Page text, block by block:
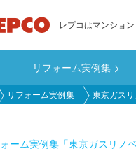
レプコはマンショ
リフォーム実例集
リフォーム実例集 東京ガス
ーム実例集 「東京ガスリノ